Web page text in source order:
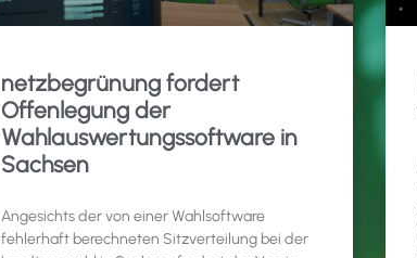
netzbegrünung fordert
Offenlegung der
Wahlauswertungssoftware in
Sachsen
Angesichts der von einer Wahlsoftware
fehlerhaft berechneten Sitzverteilung bei der